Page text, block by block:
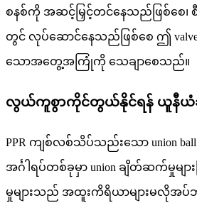
စနစ်ကို အဆင့်မြှင့်တင်နေသည်ဖြစ်စေ၊ စီ
တွင် လုပ်ဆောင်နေသည်ဖြစ်စေ ဤ
သောအတွေ့အကြုံကို သေချာစေသည်။
လွယ်ကူစွာကိုင်တွယ်နိုင်ရန် ယူနီ
PPR ကျစ်လစ်သိပ်သည်းသော union ball
အင်္ဂါရပ်တစ်ခုမှာ union ချိတ်ဆက်မှုမ
မှုများသည် အထူးကိရိယာများမလို